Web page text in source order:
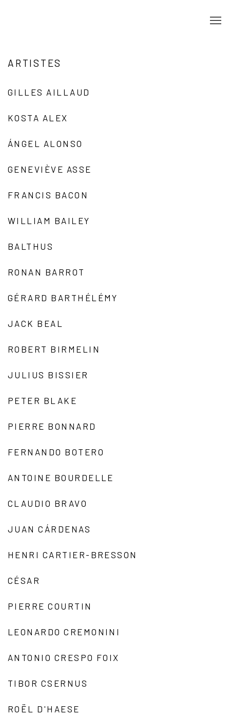
ARTISTES
GILLES AILLAUD
KOSTA ALEX
ÁNGEL ALONSO
GENEVIÈVE ASSE
FRANCIS BACON
WILLIAM BAILEY
BALTHUS
RONAN BARROT
GÉRARD BARTHÉLÉMY
JACK BEAL
ROBERT BIRMELIN
JULIUS BISSIER
PETER BLAKE
PIERRE BONNARD
FERNANDO BOTERO
ANTOINE BOURDELLE
CLAUDIO BRAVO
JUAN CÁRDENAS
HENRI CARTIER-BRESSON
CÉSAR
PIERRE COURTIN
LEONARDO CREMONINI
ANTONIO CRESPO FOIX
TIBOR CSERNUS
ROËL D'HAESE